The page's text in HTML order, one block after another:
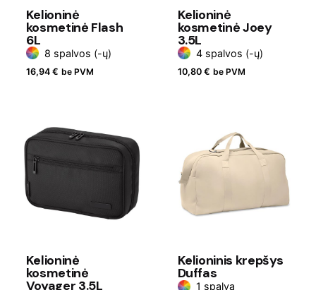
Kelioninė
kosmetinė Flash
6L
8 spalvos (-ų)
16,94 € be PVM
Kelioninė
kosmetinė Joey
3.5L
4 spalvos (-ų)
10,80 € be PVM
Kelioninė
kosmetinė
Voyager 3.5L
Kelioninis krepšys
Duffas
1 spalva